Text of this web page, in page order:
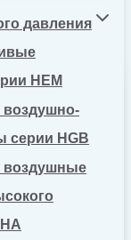
давления
HEM
серии HGB